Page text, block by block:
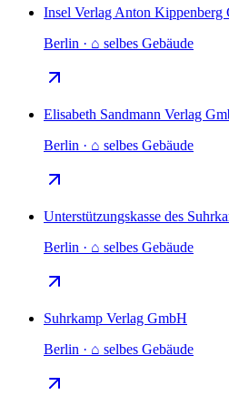
Insel Verlag Anton
Berlin · ⌂ selbes Gebäude
Elisabeth Sandmann Verlag
Berlin · ⌂ selbes Gebäude
Unterstützungskasse des
Berlin · ⌂ selbes Gebäude
Suhrkamp Verlag GmbH
Berlin · ⌂ selbes Gebäude